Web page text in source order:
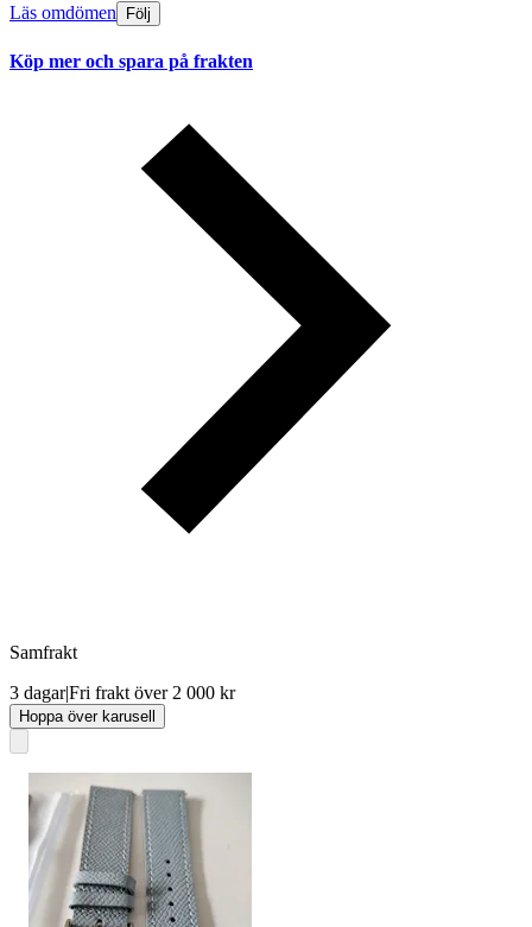
Läs omdömen Följ
Köp mer och spara på frakten
Samfrakt
3 dagar|Fri frakt över 2 000 kr
Hoppa över karusell